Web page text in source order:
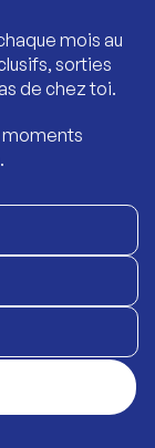
mois au
sorties
de chez toi.
moments